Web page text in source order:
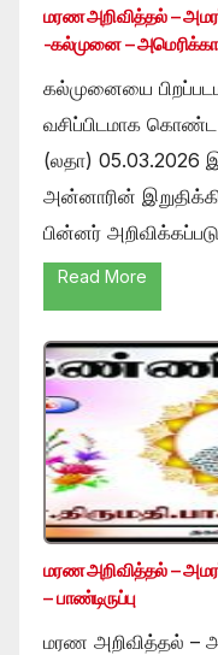
மரண அறிவித்தல் –
-கல்முனை – அமெரிக்கா
கல்முனையை
வசிப்பிடமாக கொண்ட
(லதா) 05.03.2026
அன்னாரின்
பின்னர்
Read More
மரண அறிவித்தல் –
– பாண்டிருப்பு
மரண அறிவித்தல் –